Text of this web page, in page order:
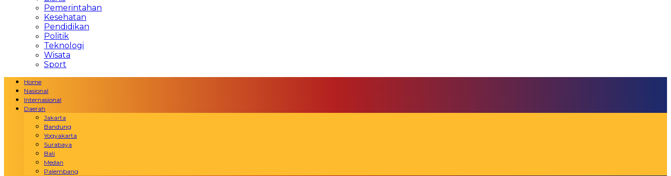
Pemerintahan
Kesehatan
Pendidikan
Politik
Teknologi
Wisata
Sport
Home
Nasional
Internasional
Daerah
Jakarta
Bandung
Yogyakarta
Surabaya
Bali
Medan
Palembang